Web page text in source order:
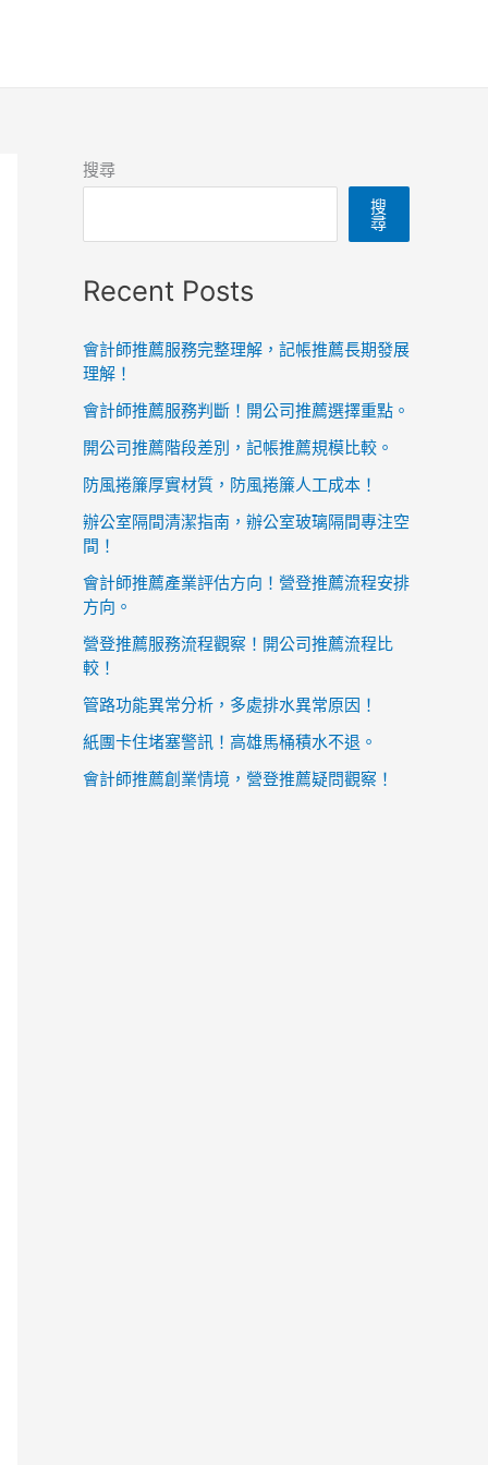
搜尋
搜
尋
Recent Posts
會計師推薦服務完整理解，記帳推薦長期發展
理解！
會計師推薦服務判斷！開公司推薦選擇重點。
開公司推薦階段差別，記帳推薦規模比較。
防風捲簾厚實材質，防風捲簾人工成本！
辦公室隔間清潔指南，辦公室玻璃隔間專注空
間！
會計師推薦產業評估方向！營登推薦流程安排
方向。
營登推薦服務流程觀察！開公司推薦流程比
較！
管路功能異常分析，多處排水異常原因！
紙團卡住堵塞警訊！高雄馬桶積水不退。
會計師推薦創業情境，營登推薦疑問觀察！